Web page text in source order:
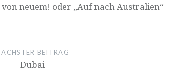
von neuem! oder „Auf nach Australien“
BEITRAG
Dubai